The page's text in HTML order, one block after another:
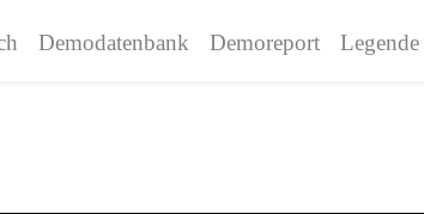
Demodatenbank Demoreport Legende